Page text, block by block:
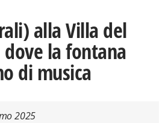
alla Villa del
la fontana
di musica
2025